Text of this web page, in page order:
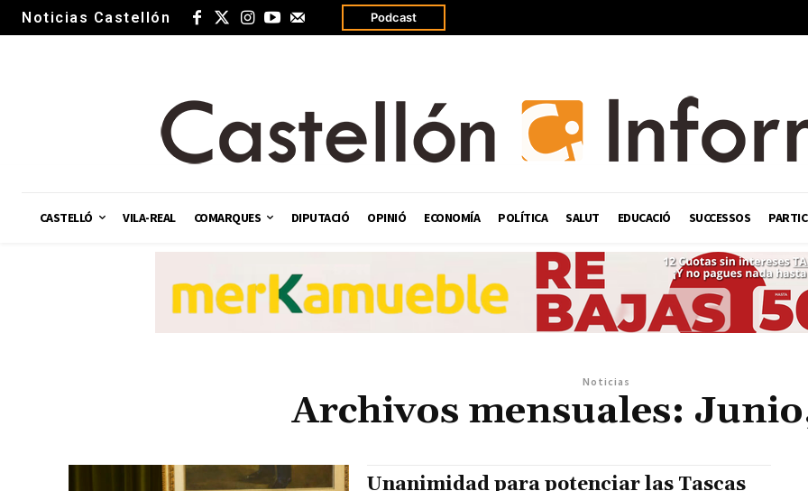
Noticias Castellón Podcast
CASTELLÓ VILA-REAL COMARQUES DIPUTACIÓ OPINIÓ ECONOMÍA POLÍTICA SALUT EDUCACIÓ SUCCESSOS
Noticias
Archivos mensuales:
Unanimidad para potenciar las Tascas